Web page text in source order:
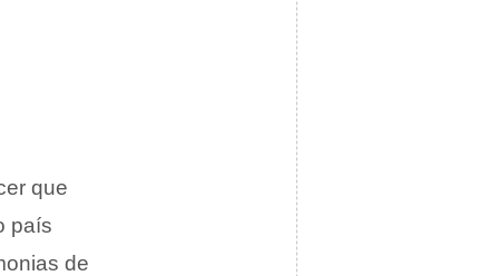
que
país
de